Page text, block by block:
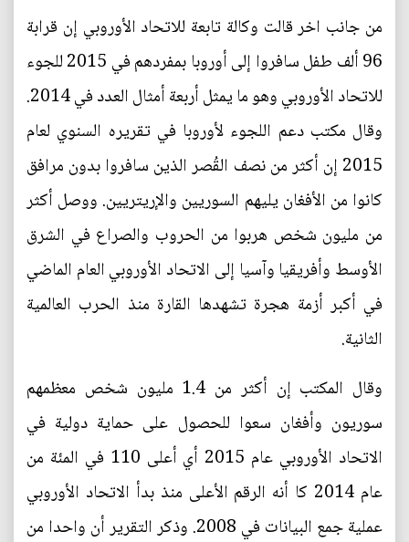
من جانب اخر قالت وكالة تابعة للاتحاد الأوروبي إن قرابة
96 ألف طفل سافروا إلى أوروبا بمفردهم في 2015 للجوء
للاتحاد الأوروبي وهو ما يمثل أربعة أمثال العدد في 2014.
وقال مكتب دعم اللجوء لأوروبا في تقريره السنوي لعام
2015 إن أكثر من نصف القُصر الذين سافروا بدون مرافق
كانوا من الأفغان يليهم السوريين والإريتريين. ووصل أكثر
من مليون شخص هربوا من الحروب والصراع في الشرق
الأوسط وأفريقيا وآسيا إلى الاتحاد الأوروبي العام الماضي
في أكبر أزمة هجرة تشهدها القارة منذ الحرب العالمية
الثانية.
وقال المكتب إن أكثر من 1.4 مليون شخص معظمهم
سوريون وأفغان سعوا للحصول على حماية دولية في
الاتحاد الأوروبي عام 2015 أي أعلى 110 في المئة من
عام 2014 كا أنه الرقم الأعلى منذ بدأ الاتحاد الأوروبي
عملية جمع البيانات في 2008. وذكر التقرير أن واحدا من